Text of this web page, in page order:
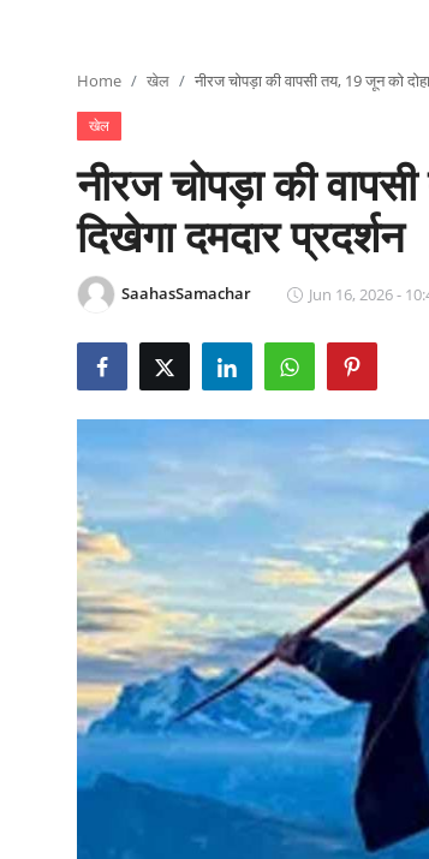
Epaper
Home खेल नीरज चोपड़ा की वापसी तय, 19 जून को
खेल
नीरज चोपड़ा की
दिखेगा दमदार प्रदर्शन
SaahasSamachar Jun 16, 2026 -